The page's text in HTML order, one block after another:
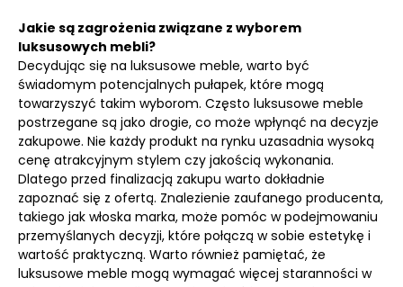
Jakie są zagrożenia związane z wyborem
luksusowych mebli?
Decydując się na luksusowe meble, warto być
świadomym potencjalnych pułapek, które mogą
towarzyszyć takim wyborom. Często luksusowe meble
postrzegane są jako drogie, co może wpłynąć na decyzje
zakupowe. Nie każdy produkt na rynku uzasadnia wysoką
cenę atrakcyjnym stylem czy jakością wykonania.
Dlatego przed finalizacją zakupu warto dokładnie
zapoznać się z ofertą. Znalezienie zaufanego producenta,
takiego jak włoska marka, może pomóc w podejmowaniu
przemyślanych decyzji, które połączą w sobie estetykę i
wartość praktyczną. Warto również pamiętać, że
luksusowe meble mogą wymagać więcej staranności w